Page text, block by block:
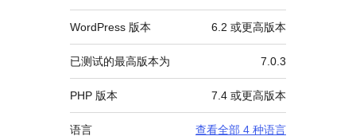
WordPress 版本 6.2 或更高版本
已测试的最高版本为 7.0.3
PHP 版本 7.4 或更高版本
语言 查看全部 4 种语言